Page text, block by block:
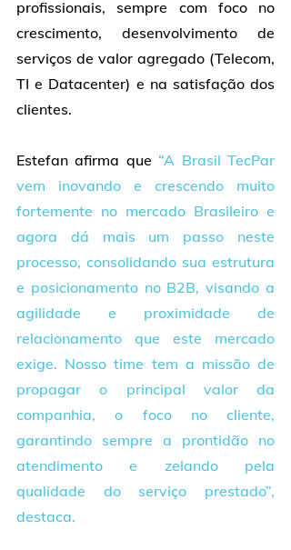
profissionais, sempre com foco no
crescimento, desenvolvimento de
serviços de valor agregado (Telecom,
TI e Datacenter) e na satisfação dos
clientes.
Estefan afirma que “A Brasil TecPar
vem inovando e crescendo muito
fortemente no mercado Brasileiro e
agora dá mais um passo neste
processo, consolidando sua estrutura
e posicionamento no B2B, visando a
agilidade e proximidade de
relacionamento que este mercado
exige. Nosso time tem a missão de
propagar o principal valor da
companhia, o foco no cliente,
garantindo sempre a prontidão no
atendimento e zelando pela
qualidade do serviço prestado”,
destaca.